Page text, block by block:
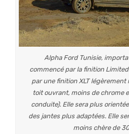
Alpha Ford Tunisie,
commencé par la finition
par une finition XLT légèrement
toit ouvrant, moins de chrome
conduite). Elle sera plus
des jantes plus adaptées. Elle
moins chère de